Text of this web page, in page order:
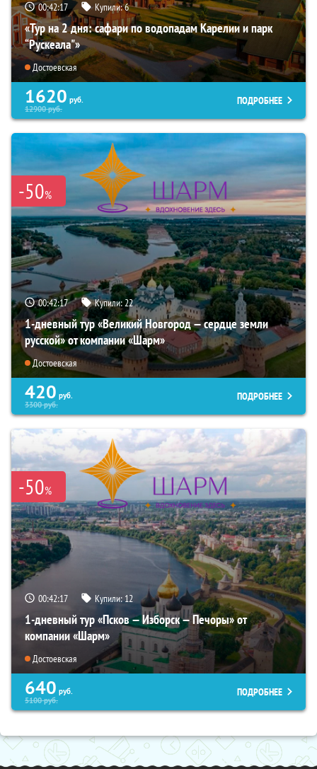
00:42:16 Купили:6
«Тур на 2 дня: сафари по водопадам Карелии и парк
“Рускеала"»
Достоевская
1620 руб.
12900руб.
ПОДРОБНЕЕ
-50%
00:42:16 Купили:22
1-дневный тур «Великий Новгород — сердце земли
русской» от компании «Шарм»
Достоевская
420 руб.
3300руб.
ПОДРОБНЕЕ
-50%
00:42:16 Купили:12
1-дневный тур «Псков — Изборск — Печоры» от
компании «Шарм»
Достоевская
640 руб.
5100руб.
ПОДРОБНЕЕ